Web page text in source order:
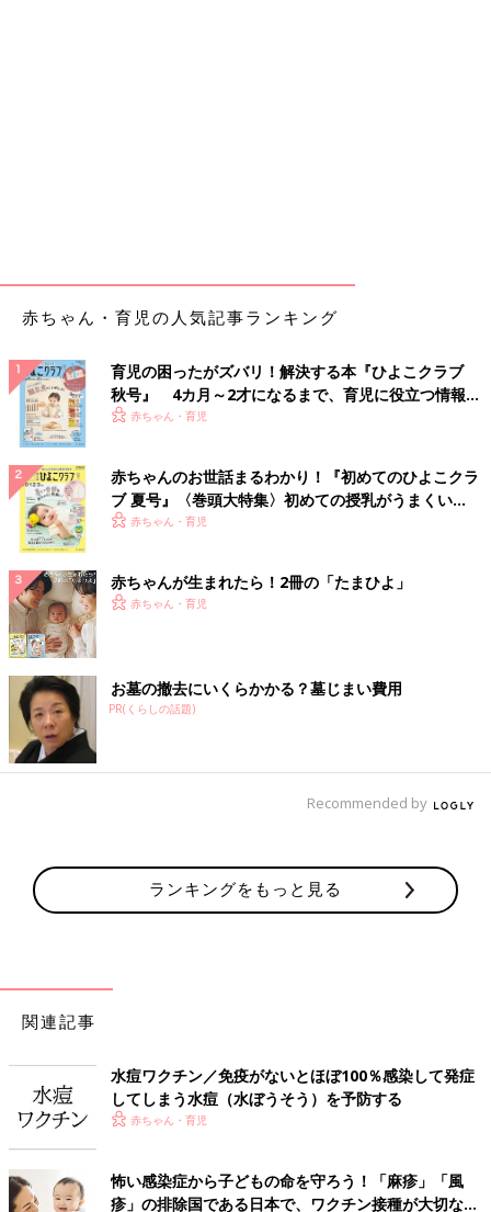
があれば受診を。
【医師監修】赤ちゃんの病気を防ぐ！重
症化を逃れる！予防接種がある感染症15
赤ちゃんに感染する可能性がある病気の中に
する15の感染症について、小児科医の山中龍宏
先生に解説していただきました。
水痘（水ぼうそう）ワクチンの早わかりチェックリ
スト
［定期or任意］
☑定期接種
［ワクチンの種類］
☑生ワクチン
［接種方法］
☑皮下注射
［次の別の予防接種との間隔］
☑中27日以上
☑ 1歳以降に2回接種。
2回目の接種時期は1回目から3ケ月以上空ける。
［防げる病気］
☑水痘（水ぼうそう）
「1歳での予防接種、忘れていませんか？」ベ
テラン小児科医として赤ちゃん＆家族に向き合
赤ちゃん・育児の人気記事ランキング
育児の困ったがズバリ！解決する本『ひよこクラブ
秋号』 4カ月～2才になるまで、育児に役立つ情報が
いっぱい！
赤ちゃん・育児
赤ちゃんのお世話まるわかり！『初めてのひよこクラ
ブ 夏号』〈巻頭大特集〉初めての授乳がうまくい
く！ おっぱい・ミルクの基本と夏のトラブル 解決テ
赤ちゃん・育児
赤ちゃんが生まれたら！2冊の「たまひよ」
赤ちゃん・育児
お墓の撤去にいくらかかる？墓じまい費用
PR(くらしの話題)
Recommended by
ランキングをもっと見る
関連記事
水痘ワクチン／免疫がないとほぼ100％感染して発症
してしまう水痘（水ぼうそう）を予防する
赤ちゃん・育児
怖い感染症から子どもの命を守ろう！「麻疹」「風
疹」の排除国である日本で、ワクチン接種が大切な理